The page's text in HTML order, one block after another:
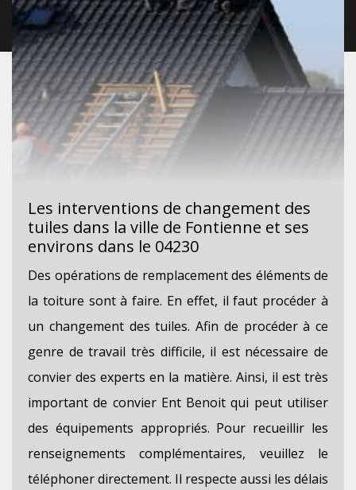
Les interventions de changement des
tuiles dans la ville de Fontienne et ses
environs dans le 04230
Des opérations de remplacement des éléments de
la toiture sont à faire. En effet, il faut procéder à
un changement des tuiles. Afin de procéder à ce
genre de travail très difficile, il est nécessaire de
convier des experts en la matière. Ainsi, il est très
important de convier Ent Benoit qui peut utiliser
des équipements appropriés. Pour recueillir les
renseignements complémentaires, veuillez le
téléphoner directement. Il respecte aussi les délais